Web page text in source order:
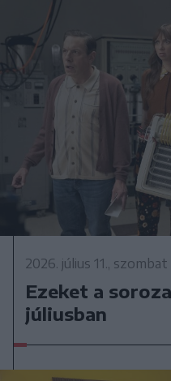
2026. július 11., szombat
Ezeket a
júliusban